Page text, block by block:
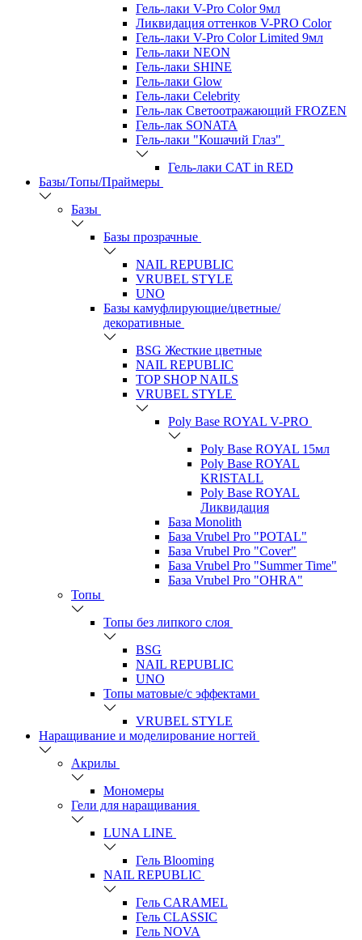
Гель-лаки V-Pro Color 9мл
Ликвидация оттенков V-PRO Color
Гель-лаки V-Pro Color Limited 9мл
Гель-лаки NEON
Гель-лаки SHINE
Гель-лаки Glow
Гель-лаки Celebrity
Гель-лак Светоотражающий FROZEN
Гель-лак SONATA
Гель-лаки "Кошачий Глаз"
Гель-лаки CAT in RED
Базы/Топы/Праймеры
Базы
Базы прозрачные
NAIL REPUBLIC
VRUBEL STYLE
UNO
Базы камуфлирующие/цветные/
декоративные
BSG Жесткие цветные
NAIL REPUBLIC
TOP SHOP NAILS
VRUBEL STYLE
Poly Base ROYAL V-PRO
Poly Base ROYAL 15мл
Poly Base ROYAL
KRISTALL
Poly Base ROYAL
Ликвидация
База Monolith
База Vrubel Pro "POTAL"
База Vrubel Pro "Сover"
База Vrubel Pro "Summer Time"
База Vrubel Pro "OHRA"
Топы
Топы без липкого слоя
BSG
NAIL REPUBLIC
UNO
Топы матовые/с эффектами
VRUBEL STYLE
Наращивание и моделирование ногтей
Акрилы
Мономеры
Гели для наращивания
LUNA LINE
Гель Blooming
NAIL REPUBLIC
Гель CARAMEL
Гель CLASSIC
Гель NOVA